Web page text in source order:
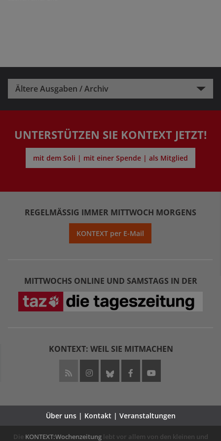
Ältere Ausgaben / Archiv
UNTERSTÜTZEN SIE KONTEXT JETZT!
mit dem Soli | mit einer Spende | als Mitglied
REGELMÄSSIG IMMER MITTWOCH MORGENS
KONTEXT per E-Mail
MITTWOCHS ONLINE UND SAMSTAGS IN DER
KONTEXT: WEIL SIE MITMACHEN
Über uns | Kontakt | Veranstaltungen
Die KONTEXT:Wochenzeitunglebt vor allem von den kleinen und